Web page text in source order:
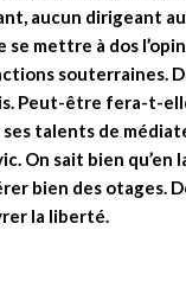
aucun dirigeant
se mettre à dos
souterraines.
Peut-être fera-t-
ses talents de
On sait bien
bien des otages.
la liberté.